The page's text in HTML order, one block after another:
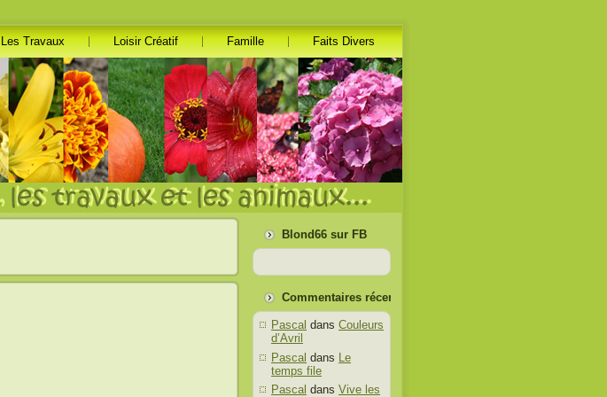
Les Travaux Loisir Créatif Famille Faits Divers
Blond66 sur FB
Commentaires récents
Pascal dans Couleurs
d’Avril
Pascal dans Le
temps file
Pascal dans Vive les